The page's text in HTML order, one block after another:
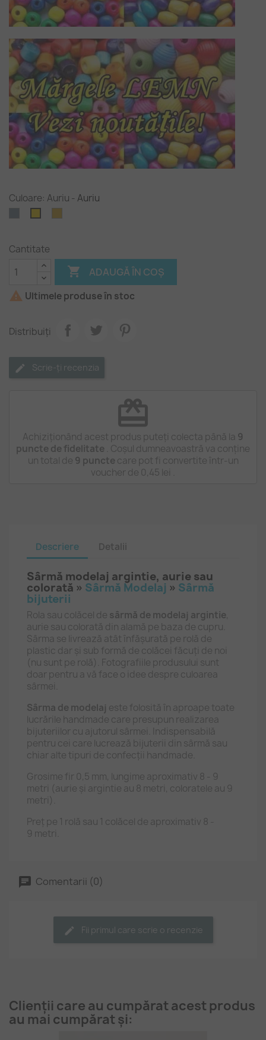
Culoare: Auriu -Auriu
Cantitate
 ADAUGĂ ÎN COȘ
 Ultimele produse în stoc
Distribuiți
Scrie-ți recenzia
redeem
Achiziționând acest produs puteți colecta până la 9
puncte de fidelitate . Coșul dumneavoastră va conține
un total de 9 puncte care pot fi convertite într-un
voucher de 0,45 lei
Descriere Detalii
Sârmă modelaj argintie, aurie sau
colorată » Sârmă Modelaj » Sârmă
bijuterii
Rola sau colăcel de sârmă de modelaj argintie,
aurie sau colorată din alamă pe baza de cupru.
Sârma se livrează atât înfășurată pe rolă de
plastic dar și sub formă de colăcei făcuți de noi
(nu sunt pe rolă). Fotografiile produsului sunt
doar pentru a vă face o idee despre culoarea
sârmei.
Sârma de modelaj este folosită în aproape toate
lucrările handmade care presupun realizarea
bijuteriilor cu ajutorul sârmei. Indispensabilă
pentru cei care lucrează bijuterii din sârmă sau
chiar alte tipuri de confecții handmade.
Grosime fir 0,5 mm, lungime aproximativ 8 - 9
metri (aurie și argintie au 8 metri, coloratele au 9
metri).
Preț pe 1 rolă sau 1 colăcel de aproximativ 8 -
9 metri.
Comentarii (0)
Fii primul care scrie o recenzie
Clienții care au cumpărat acest produs
au mai cumpărat și: